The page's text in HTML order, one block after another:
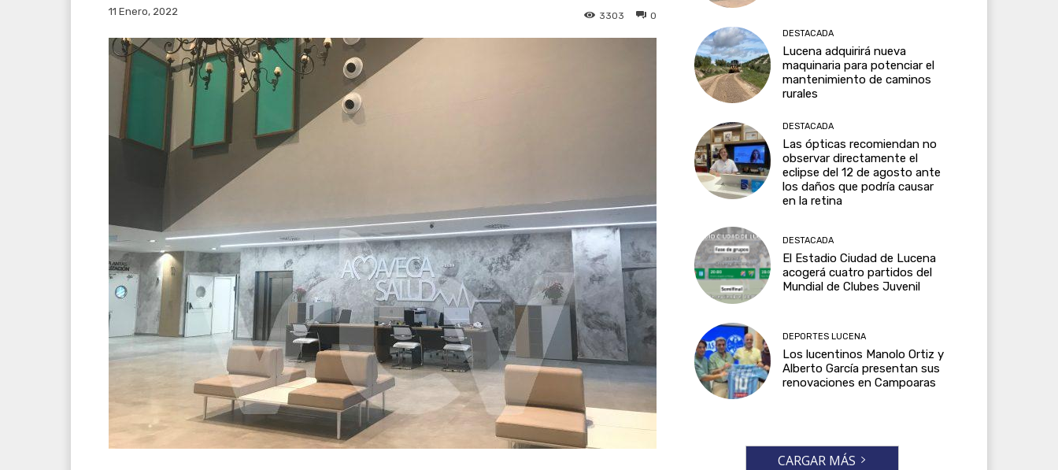
11 Enero, 2022 0
3303
DESTACADA
Lucena adquirirá nueva
maquinaria para potenciar el
mantenimiento de caminos
rurales
DESTACADA
Las ópticas recomiendan no
observar directamente el
eclipse del 12 de agosto ante
los daños que podría causar
en la retina
DESTACADA
El Estadio Ciudad de Lucena
acogerá cuatro partidos del
Mundial de Clubes Juvenil
DEPORTES LUCENA
Los lucentinos Manolo Ortiz y
Alberto García presentan sus
renovaciones en Campoaras
CARGAR MÁS